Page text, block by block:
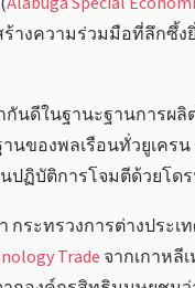
งความร่วมมือที่ลึกซึ้ง
กันดีในฐานะฐานการผ
นของพลเรือนทั่วยูเค
ปฏิบัติการโจมตีด้วยโด
กระทรวงการต่างประ
Trade จากเกาหลี